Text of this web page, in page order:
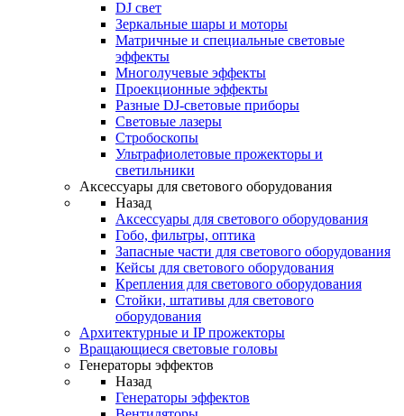
DJ свет
Зеркальные шары и моторы
Матричные и специальные световые
эффекты
Многолучевые эффекты
Проекционные эффекты
Разные DJ-световые приборы
Световые лазеры
Стробоскопы
Ультрафиолетовые прожекторы и
светильники
Аксессуары для светового оборудования
Назад
Аксессуары для светового оборудования
Гобо, фильтры, оптика
Запасные части для светового оборудования
Кейсы для светового оборудования
Крепления для светового оборудования
Стойки, штативы для светового
оборудования
Архитектурные и IP прожекторы
Вращающиеся световые головы
Генераторы эффектов
Назад
Генераторы эффектов